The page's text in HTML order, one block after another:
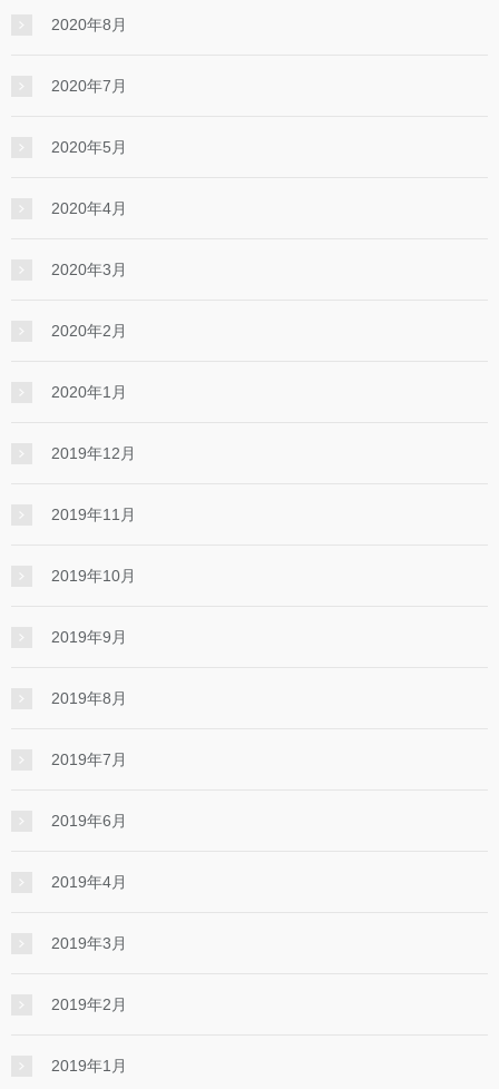
2020年8月
2020年7月
2020年5月
2020年4月
2020年3月
2020年2月
2020年1月
2019年12月
2019年11月
2019年10月
2019年9月
2019年8月
2019年7月
2019年6月
2019年4月
2019年3月
2019年2月
2019年1月